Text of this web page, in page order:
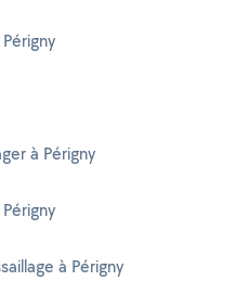
à Périgny
à Périgny